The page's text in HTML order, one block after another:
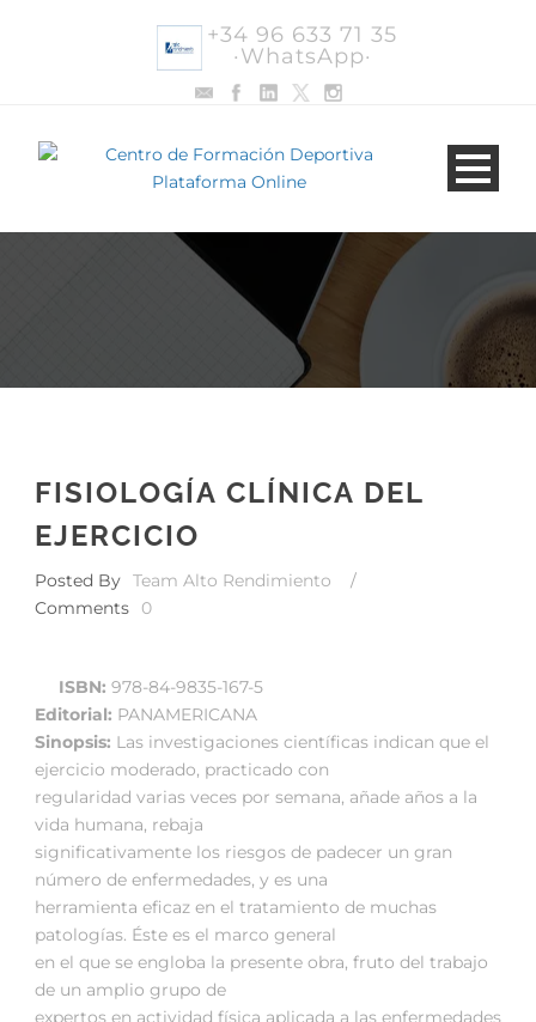
+34 96 633 71 35
·WhatsApp·
FISIOLOGÍA CLÍNICA DEL
EJERCICIO
Posted By Team Alto Rendimiento
/
Comments
0
ISBN: 978-84-9835-167-5
Editorial: PANAMERICANA
Sinopsis: Las investigaciones científicas indican que el
ejercicio moderado, practicado con
regularidad varias veces por semana, añade años a la
vida humana, rebaja
significativamente los riesgos de padecer un gran
número de enfermedades, y es una
herramienta eficaz en el tratamiento de muchas
patologías. Éste es el marco general
en el que se engloba la presente obra, fruto del trabajo
de un amplio grupo de
expertos en actividad física aplicada a las enfermedades